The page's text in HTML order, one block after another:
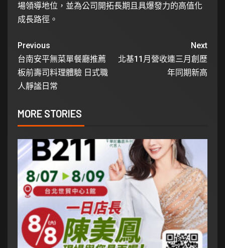
場領導地位，並為公司開拓長期且具爆發力的高值化
成長路徑。
Previous
台南安平無菜單餐廳推薦
板前壽司料理體驗 日式職
人靜謐日常
Next
北基11月營收連三月創歷
年同期新高
MORE STORIES